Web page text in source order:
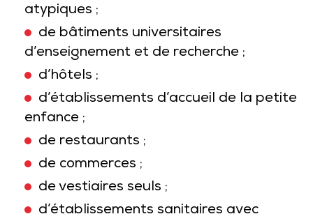
atypiques ;
de bâtiments universitaires
d’enseignement et de recherche ;
d’hôtels ;
d’établissements d’accueil de la petite
enfance ;
de restaurants ;
de commerces ;
de vestiaires seuls ;
d’établissements sanitaires avec